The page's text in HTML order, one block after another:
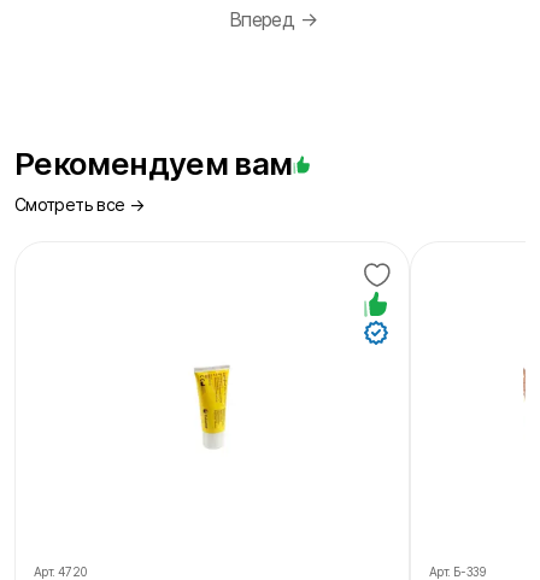
Вперед →Next
Рекомендуем вам
Смотреть все →
Арт. 4720 Арт. Б-339